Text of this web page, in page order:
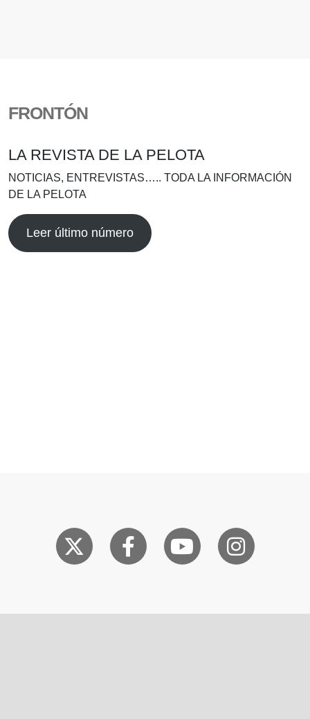
FRONTÓN
LA REVISTA DE LA PELOTA
NOTICIAS, ENTREVISTAS….. TODA LA INFORMACIÓN
DE LA PELOTA
Leer último número